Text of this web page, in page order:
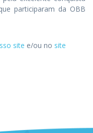
participaram da OBB
site e/ou no site